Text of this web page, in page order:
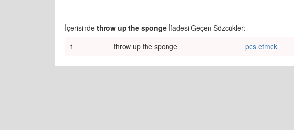
İçerisinde throw up the sponge İfadesi Geçen Sözcükler:
1
throw up the sponge pes etmek